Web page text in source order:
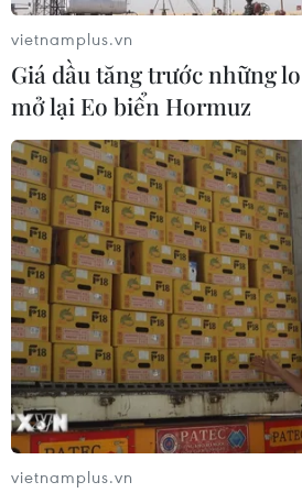
Xe khách lao xuống hố sâu
bên đường, 18 hành khách
thoát nạn
07/08/2026 08:39
Tây
cơ
nghiệp
07/08/
vietnamplus.vn
Giá dầu tăng trước những
mở lại Eo biển Hormuz
vietnamplus.vn